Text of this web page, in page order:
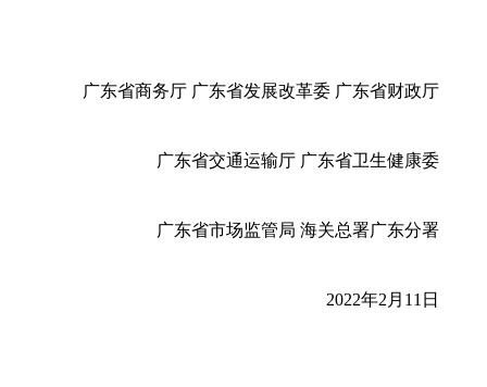
广东省商务厅 广东省发展改革委 广东省财政厅
广东省交通运输厅 广东省卫生健康委
广东省市场监管局 海关总署广东分署
2022年2月11日